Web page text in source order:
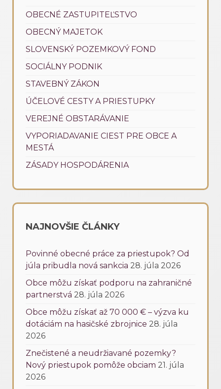
OBECNÉ ZASTUPITEĽSTVO
OBECNÝ MAJETOK
SLOVENSKÝ POZEMKOVÝ FOND
SOCIÁLNY PODNIK
STAVEBNÝ ZÁKON
ÚČELOVÉ CESTY A PRIESTUPKY
VEREJNÉ OBSTARÁVANIE
VYPORIADAVANIE CIEST PRE OBCE A
MESTÁ
ZÁSADY HOSPODÁRENIA
NAJNOVŠIE ČLÁNKY
Povinné obecné práce za priestupok? Od
júla pribudla nová sankcia 28. júla 2026
Obce môžu získať podporu na zahraničné
partnerstvá 28. júla 2026
Obce môžu získať až 70 000 € – výzva ku
dotáciám na hasičské zbrojnice 28. júla
2026
Znečistené a neudržiavané pozemky?
Nový priestupok pomôže obciam 21. júla
2026